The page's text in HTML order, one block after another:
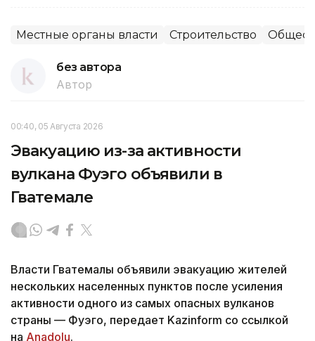
Местные органы власти Строительство
без автора
Автор
00:40, 05 Августа 2026
Эвакуацию из-за активности
вулкана Фуэго объявили в
Гватемале
Власти Гватемалы объявили эвакуацию жителей
нескольких населенных пунктов после усиления
активности одного из самых опасных вулканов
страны — Фуэго, передает Kazinform со ссылкой
на Anadolu.